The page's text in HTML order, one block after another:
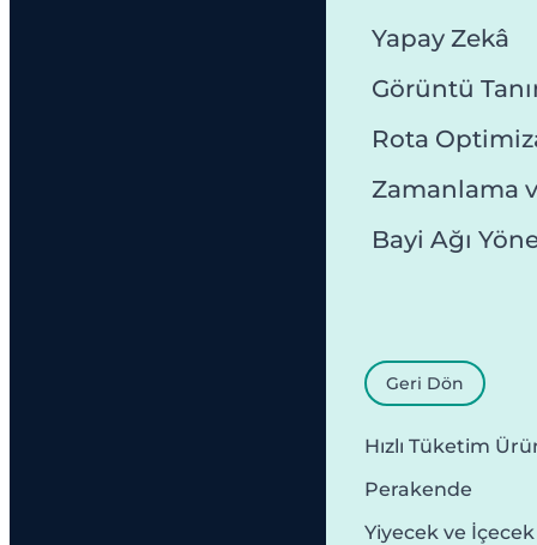
Yapay Zekâ
Görüntü
Rota
Zamanlama
Bayi Ağı
Geri Dön
Hızlı Tüketim
Perakende
Yiyecek ve İçecek